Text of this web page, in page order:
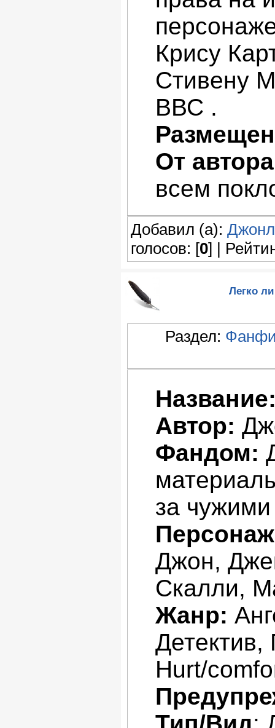
Крису
Стивену
ВВС .
От автора
всем
Добавил (а):
голосов: [0] |
Легко
Раздел:
Автор:
Фандом:
за чужими
Джон,
Скалли,
Жанр:
Hurt/